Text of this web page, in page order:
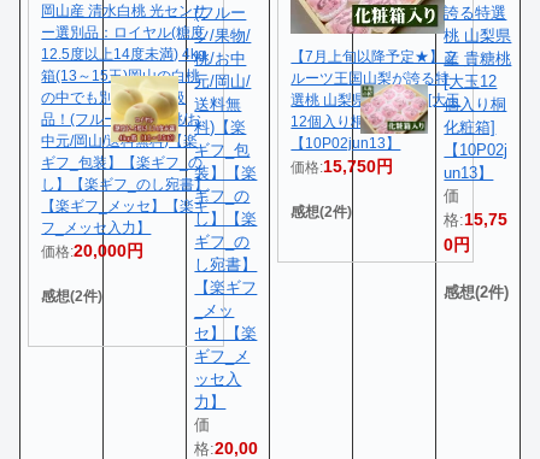
岡山産 清水白桃 光センサ
ー選別品：ロイヤル(糖度
12.5度以上14度未満) 4kg
箱(13～15玉)岡山の白桃
の中でも別格の最高級
品！(フルーツ/果物/桃/お
中元/岡山/送料無料)【楽
ギフ_包装】【楽ギフ_の
し】【楽ギフ_のし宛書】
【楽ギフ_メッセ】【楽ギ
フ_メッセ入力】
価格:20,000円
感想(2件)
(フルー
ツ/果物/
桃/お中
元/岡山/
送料無
料)【楽
ギフ_包
装】【楽
ギフ_の
し】【楽
ギフ_の
し宛書】
【楽ギフ
_メッ
セ】【楽
ギフ_メ
ッセ入
力】
価
格:20,00
【7月上旬以降予定★】フ
ルーツ王国山梨が誇る特
選桃 山梨県産 貴糖桃[大玉
12個入り桐化粧箱]
【10P02jun13】
価格:15,750円
感想(2件)
誇る特選
桃 山梨県
産 貴糖桃
[大玉12
個入り桐
化粧箱]
【10P02j
un13】
価
格:15,75
0円
感想(2件)